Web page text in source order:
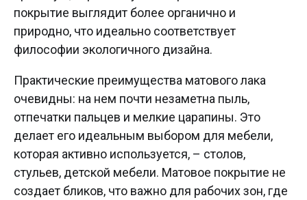
покрытие выглядит более органично и
природно, что идеально соответствует
философии экологичного дизайна.
Практические преимущества матового лака
очевидны: на нем почти незаметна пыль,
отпечатки пальцев и мелкие царапины. Это
делает его идеальным выбором для мебели,
которая активно используется, – столов,
стульев, детской мебели. Матовое покрытие не
создает бликов, что важно для рабочих зон, где